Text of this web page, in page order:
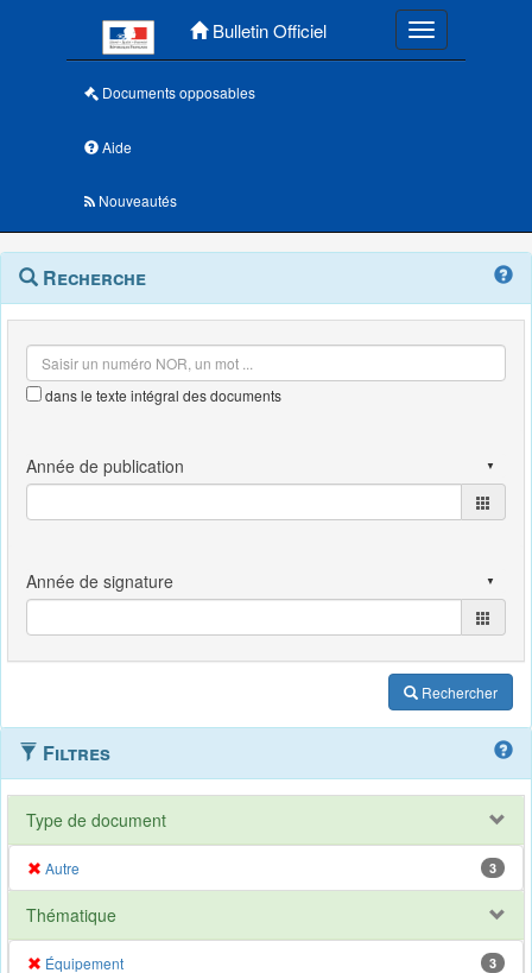
Bulletin Officiel Toggle
Documents opposables
Aide
Nouveautés
Navigation
outils
Menu
contextuel
Recherche
dans le texte intégral des documents
Rechercher
Filtres
Type de document
Autre 3
Thématique
Équipement 3